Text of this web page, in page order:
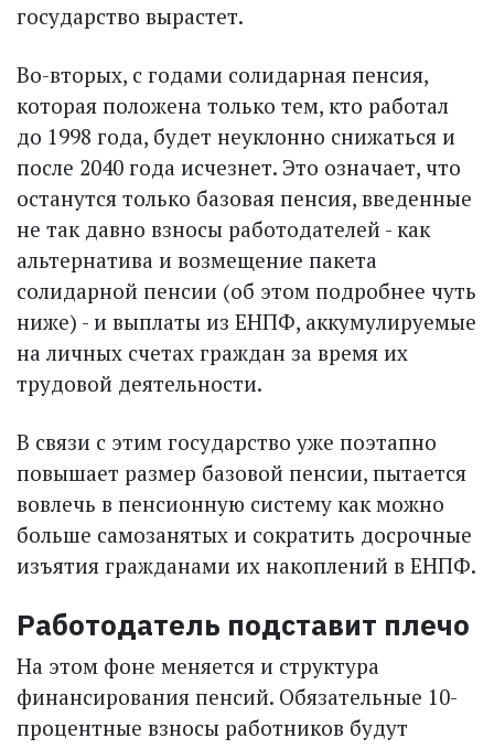
государство вырастет.
Во-вторых, с годами солидарная пенсия,
которая положена только тем, кто работал
до 1998 года, будет неуклонно снижаться и
после 2040 года исчезнет. Это означает, что
останутся только базовая пенсия, введенные
не так давно взносы работодателей - как
альтернатива и возмещение пакета
солидарной пенсии (об этом подробнее чуть
ниже) - и выплаты из ЕНПФ, аккумулируемые
на личных счетах граждан за время их
трудовой деятельности.
В связи с этим государство уже поэтапно
повышает размер базовой пенсии, пытается
вовлечь в пенсионную систему как можно
больше самозанятых и сократить досрочные
изъятия гражданами их накоплений в ЕНПФ.
Работодатель подставит плечо
На этом фоне меняется и структура
финансирования пенсий. Обязательные 10-
процентные взносы работников будут